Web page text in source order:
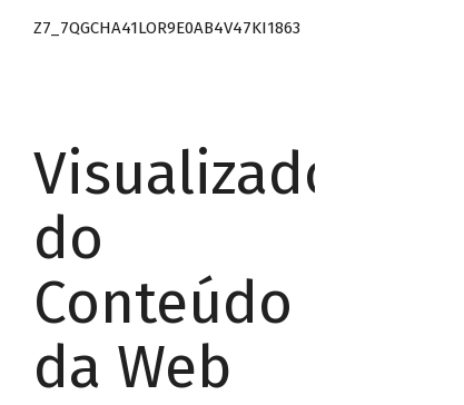
Z7_7QGCHA41LOR9E0AB4V47KI1863
Visualizador
do
Conteúdo
da Web